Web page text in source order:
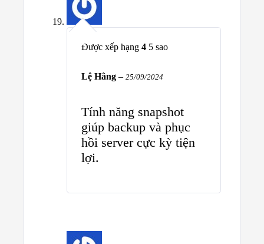
Được xếp hạng 4 5 sao
Lệ Hằng – 25/09/2024
Tính năng snapshot
giúp backup và phục
hồi server cực kỳ tiện
lợi.